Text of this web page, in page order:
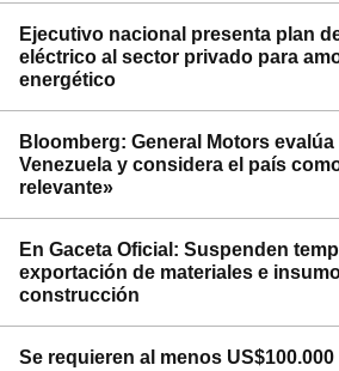
Ejecutivo nacional presenta plan
eléctrico al sector privado para
energético
Bloomberg: General Motors
Venezuela y considera el país
relevante»
En Gaceta Oficial: Suspenden
exportación de materiales e
construcción
Se requieren al menos